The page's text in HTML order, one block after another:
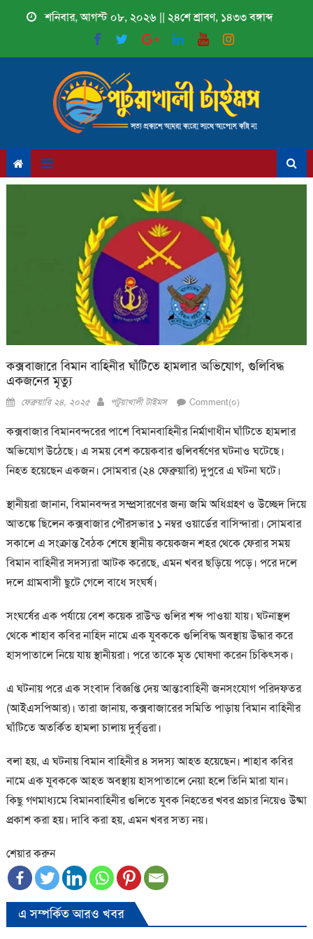
শনিবার, আগস্ট ০৮, ২০২৬ || ২৪শে শ্রাবণ, ১৪৩৩ বঙ্গাব্দ
কক্সবাজারে বিমান বাহিনীর ঘাঁটিতে হামলার অভিযোগ, গুলিবিদ্ধ
একজনের মৃত্যু
Posted
ফেব্রুয়ারি ২৪, ২০২৫ Author
পটুয়াখালী টাইমস Comment(০)
কক্সবাজার বিমানবন্দরের পাশে বিমানবাহিনীর নির্মাণাধীন ঘাঁটিতে হামলার
অভিযোগ উঠেছে। এ সময় বেশ কয়েকবার গুলিবর্ষণের ঘটনাও ঘটেছে।
নিহত হয়েছেন একজন। সোমবার (২৪ ফেব্রুয়ারি) দুপুরে এ ঘটনা ঘটে।
স্থানীয়রা জানান, বিমানবন্দর সম্প্রসারণের জন্য জমি অধিগ্রহণ ও উচ্ছেদ দিয়ে
আতঙ্কে ছিলেন কক্সবাজার পৌরসভার ১ নম্বর ওয়ার্ডের বাসিন্দারা। সোমবার
সকালে এ সংক্রান্ত বৈঠক শেষে স্থানীয় কয়েকজন শহর থেকে ফেরার সময়
বিমান বাহিনীর সদস্যরা আটক করেছে, এমন খবর ছড়িয়ে পড়ে। পরে দলে
দলে গ্রামবাসী ছুটে গেলে বাধে সংঘর্ষ।
সংঘর্ষের এক পর্যায়ে বেশ কয়েক রাউন্ড গুলির শব্দ পাওয়া যায়। ঘটনাস্থল
থেকে শাহাব কবির নাহিদ নামে এক যুবককে গুলিবিদ্ধ অবস্থায় উদ্ধার করে
হাসপাতালে নিয়ে যায় স্থানীয়রা। পরে তাকে মৃত ঘোষণা করেন চিকিৎসক।
এ ঘটনায় পরে এক সংবাদ বিজ্ঞপ্তি দেয় আন্তঃবাহিনী জনসংযোগ পরিদফতর
(আইএসপিআর)। তারা জানায়, কক্সবাজারের সমিতি পাড়ায় বিমান বাহিনীর
ঘাঁটিতে অতর্কিত হামলা চালায় দুর্বৃত্তরা।
বলা হয়, এ ঘটনায় বিমান বাহিনীর ৪ সদস্য আহত হয়েছেন। শাহাব কবির
নামে এক যুবককে আহত অবস্থায় হাসপাতালে নেয়া হলে তিনি মারা যান।
কিছু গণমাধ্যমে বিমানবাহিনীর গুলিতে যুবক নিহতের খবর প্রচার নিয়েও উষ্মা
প্রকাশ করা হয়। দাবি করা হয়, এমন খবর সত্য নয়।
শেয়ার করুন
এ সম্পর্কিত আরও খবর